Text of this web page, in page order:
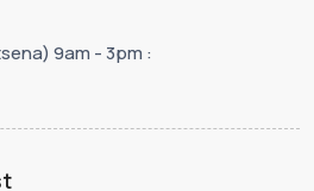
9am - 3pm :